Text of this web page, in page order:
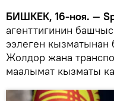
БИШКЕК, 16-ноя. —
агенттигинин
ээлеген кызматынан
Жолдор жана
маалымат кызматы